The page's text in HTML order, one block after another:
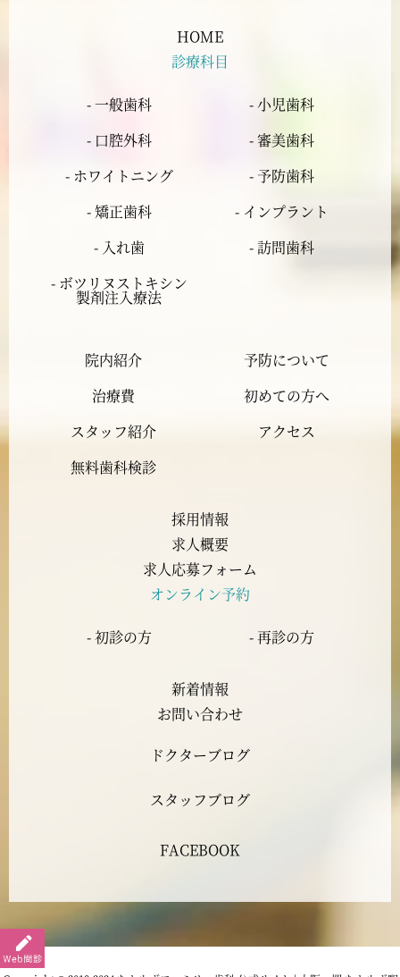
2024年5月
2024年2月
2023年11月
2023年8月
2023年7月
2023年4月
2023年3月
2023年2月
2023年1月
2022年12月
HOME
診療科目
- 一般歯科
- 小児歯科
- 口腔外科
- 審美歯科
- ホワイトニング
- 予防歯科
- 矯正歯科
- インプラント
- 入れ歯
- 訪問歯科
- ボツリヌストキシン
製剤注入療法
院内紹介
予防について
治療費
初めての方へ
スタッフ紹介
アクセス
無料歯科検診
採用情報
求人概要
求人応募フォーム
オンライン予約
- 初診の方 - 再診の方
新着情報
お問い合わせ
ドクターブログ
スタッフブログ
FACEBOOK